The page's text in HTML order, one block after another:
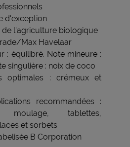
d'exception
de l'agriculture biologique
Max Havelaar
: équilibré. Note mineure :
singulière : noix de coco
optimales : crémeux et
recommandées :
moulage, tablettes,
et sorbets
B Corporation